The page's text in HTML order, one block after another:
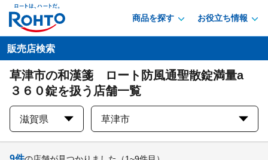
商品を探す お役立ち情報
販売店検索
草津市の和漢箋 ロート防風通聖散錠満量a
３６０錠を扱う店舗一覧
滋賀県 草津市